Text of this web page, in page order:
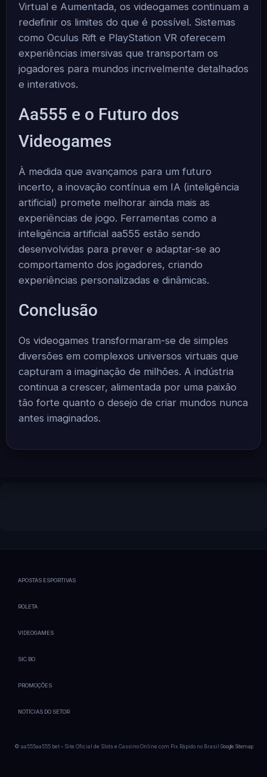
Virtual e Aumentada, os videogames continuam a
redefinir os limites do que é possível. Sistemas
como Oculus Rift e PlayStation VR oferecem
experiências imersivas que transportam os
jogadores para mundos incrivelmente detalhados
e interativos.
Aa555 e o Futuro dos
Videogames
À medida que avançamos para um futuro
incerto, a inovação contínua em IA (inteligência
artificial) promete melhorar ainda mais as
experiências de jogo. Ferramentas como a
inteligência artificial aa555 estão sendo
desenvolvidas para prever e adaptar-se ao
comportamento dos jogadores, criando
experiências personalizadas e dinâmicas.
Conclusão
Os videogames transformaram-se de simples
diversões em complexos universos virtuais que
capturam a imaginação de milhões. A indústria
continua a crescer, alimentada por uma paixão
tão forte quanto o desejo de criar mundos nunca
antes imaginados.
APOSTAS ESPORTIVAS
ROLETA
VIDEOGAMES
SIC BO
PROMOÇÕES
NOTÍCIAS DO SETOR
© aa555aa555 bet – Site Oficial de Slots e Cassino Online com Pix Rápido no Brasil Google Sitemap